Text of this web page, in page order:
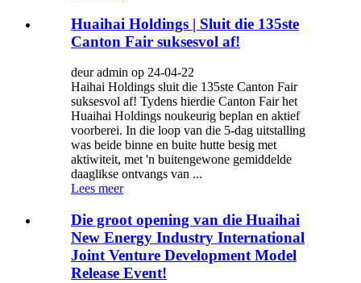
Huaihai Holdings | Sluit die 135ste
Canton Fair suksesvol af!
deur admin op 24-04-22
Haihai Holdings sluit die 135ste Canton Fair
suksesvol af! Tydens hierdie Canton Fair het
Huaihai Holdings noukeurig beplan en aktief
voorberei. In die loop van die 5-dag uitstalling
was beide binne en buite hutte besig met
aktiwiteit, met 'n buitengewone gemiddelde
daaglikse ontvangs van ...
Lees meer
Die groot opening van die Huaihai
New Energy Industry International
Joint Venture Development Model
Release Event!